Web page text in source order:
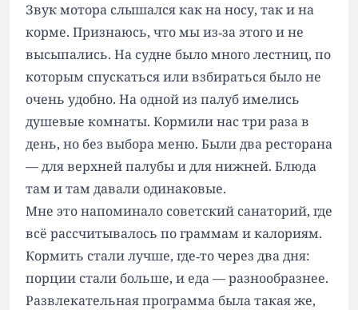
Звук мотора слышался как на носу, так и на
корме. Признаюсь, что мы из‑за этого и не
высыпались. На судне было много лестниц, по
которым спускаться или взбираться было не
очень удобно. На одной из палуб имелись
душевые комнаты. Кормили нас три раза в
день, но без выбора меню. Были два ресторана
— для верхней палубы и для нижней. Блюда
там и там давали одинаковые.
Мне это напоминало советский санаторий, где
всё рассчитывалось по граммам и калориям.
Кормить стали лучше, где‑то через два дня:
порции стали больше, и еда — разнообразнее.
Развлекательная программа была такая же,